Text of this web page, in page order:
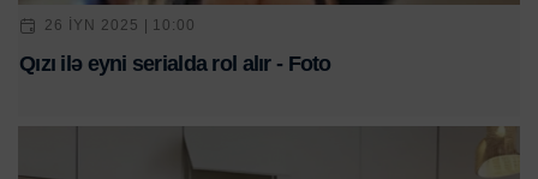
26 IYN 2025 | 10:00
Qızı ilə eyni serialda rol alır - Foto